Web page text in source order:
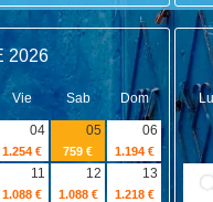
2026
Vie Sab Dom
04
1.254 €
05
759 €
06
1.194 €
11
1.088 €
12
1.088 €
13
1.218 €